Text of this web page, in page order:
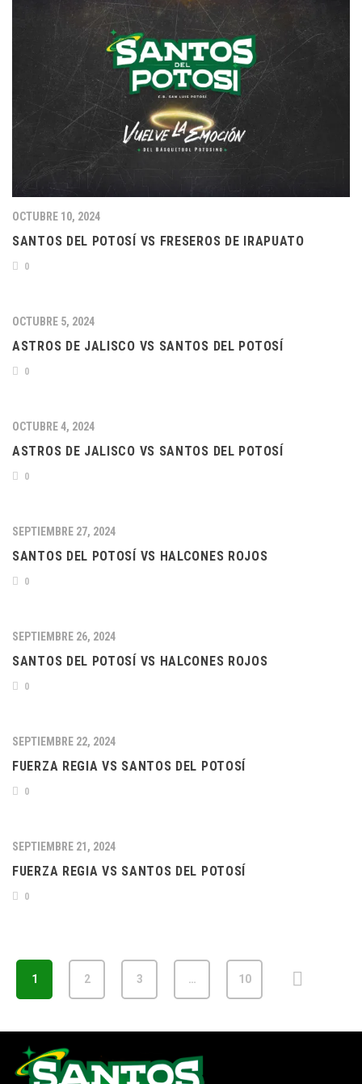
OCTUBRE 10, 2024
SANTOS DEL POTOSÍ VS FRESEROS DE IRAPUATO
0
OCTUBRE 5, 2024
ASTROS DE JALISCO VS SANTOS DEL POTOSÍ
0
OCTUBRE 4, 2024
ASTROS DE JALISCO VS SANTOS DEL POTOSÍ
0
SEPTIEMBRE 27, 2024
SANTOS DEL POTOSÍ VS HALCONES ROJOS
0
SEPTIEMBRE 26, 2024
SANTOS DEL POTOSÍ VS HALCONES ROJOS
0
SEPTIEMBRE 22, 2024
FUERZA REGIA VS SANTOS DEL POTOSÍ
0
SEPTIEMBRE 21, 2024
FUERZA REGIA VS SANTOS DEL POTOSÍ
0
1 2 3 … 10